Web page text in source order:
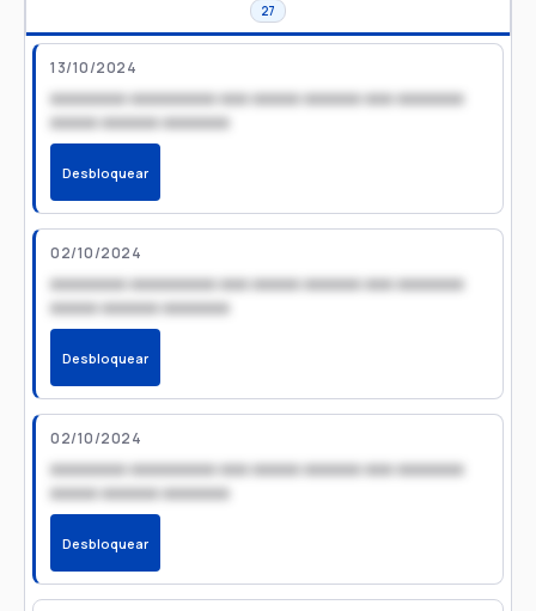
27
13/10/2024
xxxxxxxx xxxxxxxxx xxx xxxxx xxxxxx xxx xxxxxxx
xxxxx xxxxxx xxxxxxx
Desbloquear
02/10/2024
xxxxxxxx xxxxxxxxx xxx xxxxx xxxxxx xxx xxxxxxx
xxxxx xxxxxx xxxxxxx
Desbloquear
02/10/2024
xxxxxxxx xxxxxxxxx xxx xxxxx xxxxxx xxx xxxxxxx
xxxxx xxxxxx xxxxxxx
Desbloquear